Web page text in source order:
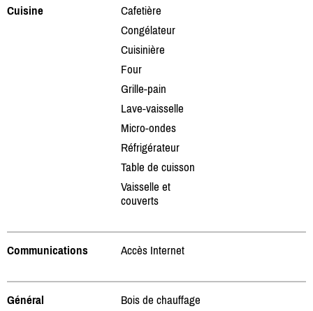
Cuisine
Cafetière
Congélateur
Cuisinière
Four
Grille-pain
Lave-vaisselle
Micro-ondes
Réfrigérateur
Table de cuisson
Vaisselle et
couverts
Communications Accès Internet
Général
Bois de chauffage